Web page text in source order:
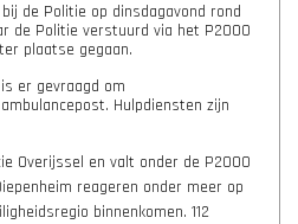
de Politie op dinsdagavond rond
de Politie verstuurd via het P2000
plaatse gegaan.
er gevraagd om
Hulpdiensten zijn
Overijssel en valt onder de P2000
reageren onder meer op
binnenkomen. 112